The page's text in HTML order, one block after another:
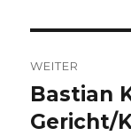
WEITER
Nächster
Beitrag:
Bastian
Gericht/